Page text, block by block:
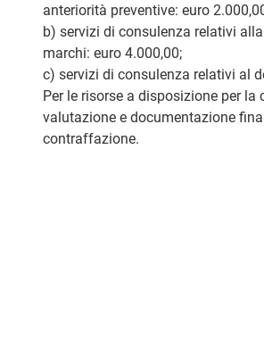
anteriorità preventive: euro
b) servizi di consulenza relativi
marchi: euro 4.000,00;
c) servizi di consulenza relativi al
Per le risorse a disposizione per
valutazione e documentazione
contraffazione.